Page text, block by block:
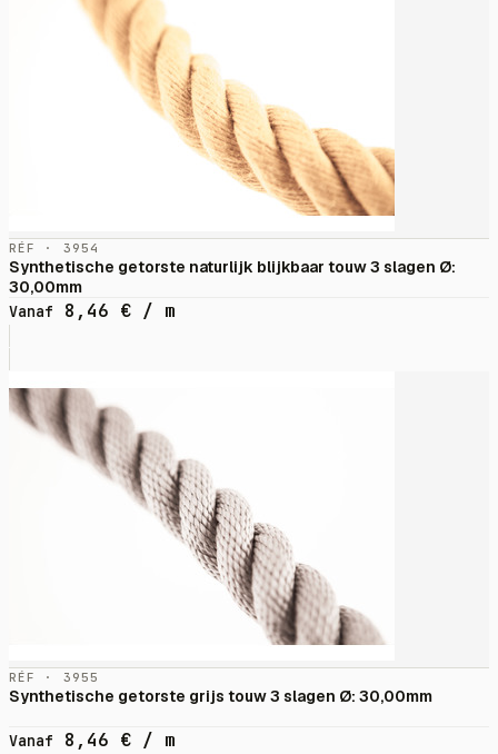
RÉF · 3954
Synthetische getorste naturlijk blijkbaar touw 3 slagen Ø:
30,00mm
Vanaf
8,46 € / m
RÉF · 3955
Synthetische getorste grijs touw 3 slagen Ø: 30,00mm
Vanaf 8,46 € / m